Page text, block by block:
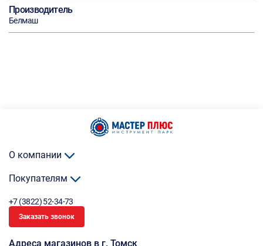
Производитель
Белмаш
О компании
Покупателям
+7 (3822) 52-34-73
Заказать звонок
Адреса магазинов в г. Томск